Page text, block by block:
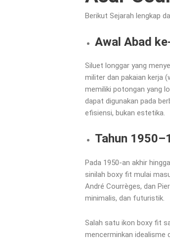
Berikut Sejarah lengkap
Awal Abad
Siluet longgar yang
militer dan pakaian kerja
memiliki potongan yang
dapat digunakan pada
efisiensi, bukan estetika.
Tahun
Pada 1950-an akhir
sinilah boxy fit mulai
André Courrèges, dan
minimalis, dan futuristik.
Salah satu ikon boxy fit
mencerminkan idealisme